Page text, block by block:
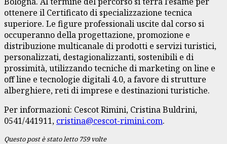
ottenere il Certificato di specializzazione tecnica
superiore. Le figure professionali uscite dal corso si
occuperanno della progettazione, promozione e
distribuzione multicanale di prodotti e servizi turistici,
personalizzati, destagionalizzanti, sostenibili e di
prossimità, utilizzando tecniche di marketing on line e
off line e tecnologie digitali 4.0, a favore di strutture
alberghiere, reti di imprese e destinazioni turistiche.
Per informazioni: Cescot Rimini, Cristina Buldrini,
0541/441911, cristina@cescot-rimini.com.
Questo post è stato letto 759 volte